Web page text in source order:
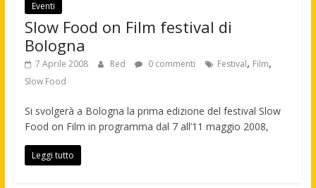
Eventi
Slow Food on Film festival di
Bologna
7 Aprile 2008 Red 0 commenti Festival, Film,
Slow Food
Si svolgerà a Bologna la prima edizione del festival Slow
Food on Film in programma dal 7 all’11 maggio 2008,
Leggi tutto